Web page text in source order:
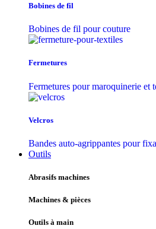
Bobines de fil
Bobines de fil pour couture
Fermetures
Fermetures pour maroquinerie et
Velcros
Bandes auto-agrippantes pour
Outils
Abrasifs machines
Machines & pièces
Outils à main